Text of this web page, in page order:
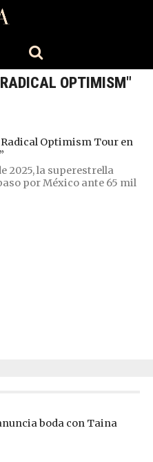
OPTIMISM"
Optimism Tour en
2025, la superestrella
por México ante 65 mil
boda con Taina